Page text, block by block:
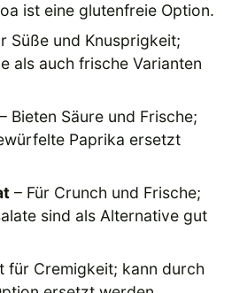
ist eine glutenfreie Option.
Süße und Knusprigkeit;
als auch frische Varianten
– Bieten Säure und Frische;
Paprika ersetzt
– Für Crunch und Frische;
sind als Alternative gut
für Cremigkeit; kann durch